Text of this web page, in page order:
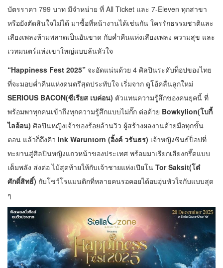
บัตรราคา 799 บาท มีจำหน่าย ที่ All Ticket และ 7-Eleven ทุกสาขา
หรือยังตัดสินใจไม่ได้ มาซื้อที่หน้างานได้เช่นกัน ใครรักธรรมชาติและ
เสียงเพลงห้ามพลาดเป็นอันขาด กับค่ำคืนแห่งเสียงเพลง ความสุข และ
เวทมนตร์แห่งเขาใหญ่แบบล้นหัวใจ
“Happiness Fest 2025” จะอัดแน่นด้วย 4 ศิลปินระดับท็อปของไทย
ที่จะมอบค่ำคืนแห่งดนตรีสุดประทับใจ เริ่มจาก ดูโอ้คลื่นลูกใหม่
SERIOUS BACON(ซีเรียส เบค่อน) ตัวแทนความรู้สึกของคนยุคนี้ ที่
พร้อมพาทุกคนเข้าถึงทุกความรู้สึกแบบไม่กั๊ก ต่อด้วย Bowkylion(โบกี้
ไลอ้อน) ศิลปินหญิงเจ้าของร้อยล้านวิว ผู้สร้างผลงานด้วยมือทุกขั้น
ตอน แล้วก็ถึงคิว Ink Waruntorn (อิ้งค์ วรันธร) เจ้าหญิงซินธ์ป็อปที่
ทะยานสู่ศิลปินหญิงแถวหน้าของประเทศ พร้อมมาเรียกเสียงกรี๊ดแบบ
เต็มพลัง ส่งต่อ ไม้สุดท้ายให้กับเจ้าชายแห่งเปียโน Tor Saksit(โต๋
ศักดิ์สิทธิ์) กับโชว์โรแมนติกที่หลายคนรอคอยได้อบอุ่นหัวใจกับแบบสุด
ๆ